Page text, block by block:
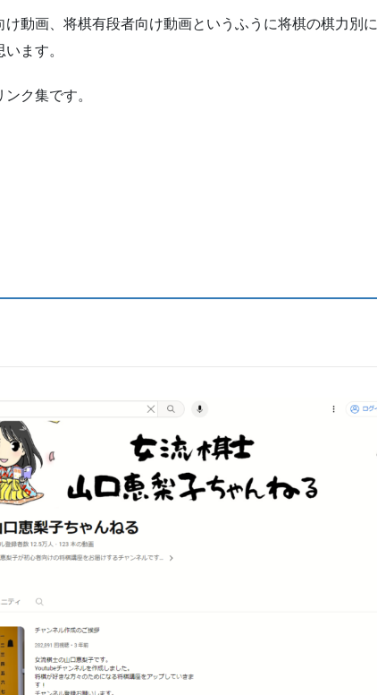
動画、将棋有段者向け動画というふうに将棋の棋力別に
ます。
ク集です。